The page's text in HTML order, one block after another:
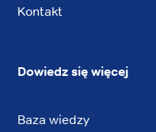
Kontakt
Dowiedz się więcej
Baza wiedzy